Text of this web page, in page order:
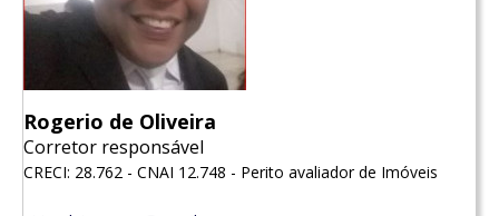
Rogerio de Oliveira
Corretor responsável
CRECI: 28.762 - CNAI 12.748 - Perito avaliador de Imóveis